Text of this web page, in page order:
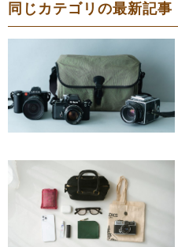
同じカテゴリの最新記事